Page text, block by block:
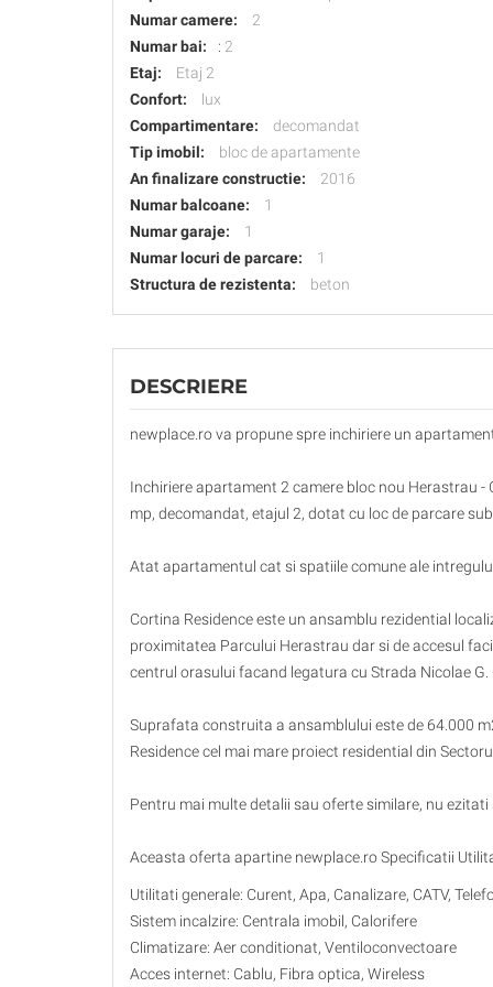
Numar camere:
2
Numar bai:
: 2
Etaj:
Etaj 2
Confort:
lux
Compartimentare:
decomandat
Tip imobil:
bloc de apartamente
An finalizare constructie:
2016
Numar balcoane:
1
Numar garaje:
1
Numar locuri de parcare:
1
Structura de rezistenta:
beton
DESCRIERE
newplace.ro va propune spre inchiriere un
Inchiriere apartament 2 camere bloc nou Herastrau
mp, decomandat, etajul 2, dotat cu loc de parcare
Atat apartamentul cat si spatiile comune ale
Cortina Residence este un ansamblu rezidential
proximitatea Parcului Herastrau dar si de accesul
centrul orasului facand legatura cu Strada Nicolae
Suprafata construita a ansamblului este de 64.000
Residence cel mai mare proiect residential din
Pentru mai multe detalii sau oferte similare, nu
Aceasta oferta apartine newplace.ro Specificatii
Utilitati generale: Curent, Apa, Canalizare, CATV,
Sistem incalzire: Centrala imobil, Calorifere
Climatizare: Aer conditionat, Ventiloconvectoare
Acces internet: Cablu, Fibra optica, Wireless